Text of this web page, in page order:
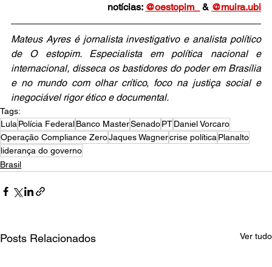
notícias: @oestopim_ & @muira.ubi
Mateus Ayres é jornalista investigativo e analista político
de O estopim. Especialista em política nacional e
internacional, disseca os bastidores do poder em Brasília
e no mundo com olhar crítico, foco na justiça social e
inegociável rigor ético e documental.
Tags:
Lula Polícia FederalBanco MasterSenadoPTDaniel Vorcaro
Operação Compliance ZeroJaques Wagnercrise política Planalto
liderança do governo
Brasil
Posts Relacionados Ver tudo